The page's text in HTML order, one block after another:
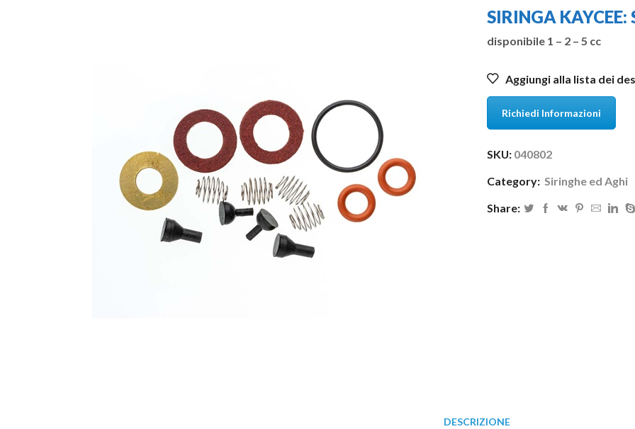
SIRINGA KAYCEE:
disponibile 1 – 2 – 5 cc
Aggiungi alla lista dei
Richiedi Informazioni
SKU: 040802
Category: Siringhe ed Aghi
Share:
DESCRIZIONE